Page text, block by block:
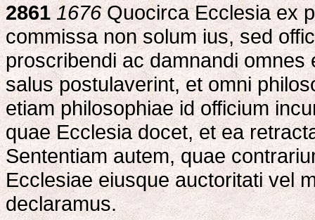
2861 1676Quocirca Ecclesia ex
commissa non solum ius, sed
proscribendi ac damnandi
salus postulaverint, et omni
etiam philosophiae id officium
quae Ecclesia docet, et ea
Sententiam autem, quae
Ecclesiae eiusque auctoritati vel
declaramus.